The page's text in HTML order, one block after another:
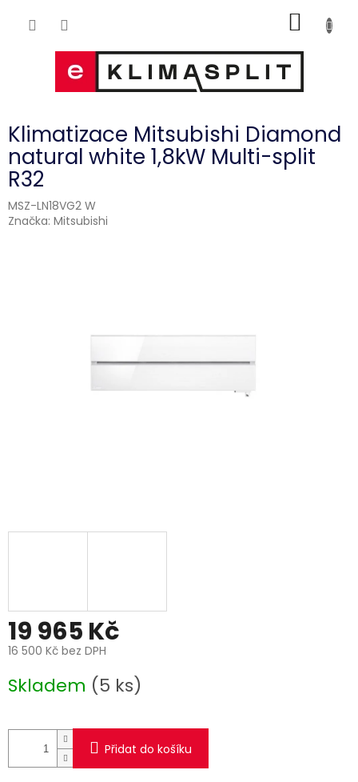
KOŠÍK
Klimatizace Mitsubishi Diamond
natural white 1,8kW Multi-split
R32
MSZ-LN18VG2 W
Značka: Mitsubishi
19 965 Kč
16 500 Kč bez DPH
cena:
Skladem (5 ks)
Přidat do košíku